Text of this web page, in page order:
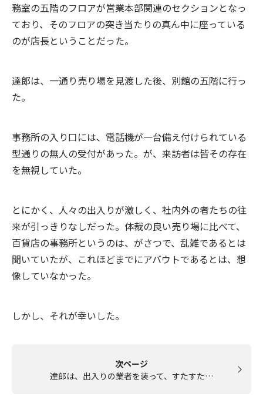
務室の五階のフロアが営業本部関連のセクションとなっ
ており、そのフロアの突き当たりの真ん中に座っている
のが店長ということだった。
達郎は、一通り売り場を見渡した後、別館の五階に行っ
た。
事務所の入り口には、電話機が一台備え付けられている
型通りの無人の受付があった。が、来訪者は皆その存在
を無視していた。
とにかく、人々の出入りが激しく、社内外の者たちの往
来が引っきりなしだった。体裁の良い売り場に比べて、
百貨店の事務所というのは、がさつで、乱雑であるとは
聞いていたが、これほどまでにアバウトであるとは、想
像していなかった。
しかし、それが幸いした。
次ページ
達郎は、出入りの業者を装って、すたすた…